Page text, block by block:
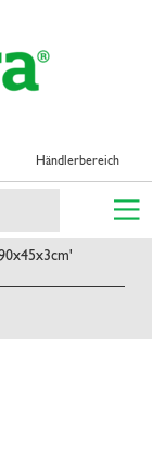
Händlerbereich